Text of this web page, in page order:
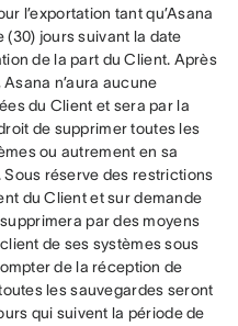
l’exportation tant qu’Asana
jours suivant la date
de la part du Client. Après
n’aura aucune
du Client et sera par la
de supprimer toutes les
ou autrement en sa
Sous réserve des restrictions
du Client et sur demande
par des moyens
de ses systèmes sous
de la réception de
les sauvegardes seront
qui suivent la période de